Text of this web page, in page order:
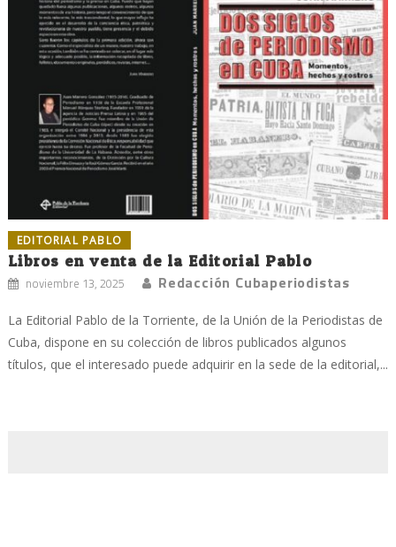
EDITORIAL PABLO
Libros en venta de la Editorial Pablo
noviembre 13, 2025 Redacción Cubaperiodistas
La Editorial Pablo de la Torriente, de la Unión de la Periodistas de
Cuba, dispone en su colección de libros publicados algunos
títulos, que el interesado puede adquirir en la sede de la editorial,...